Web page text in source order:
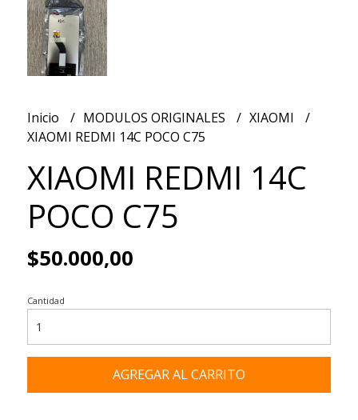
Inicio MODULOS ORIGINALES
XIAOMI
XIAOMI REDMI 14C POCO C75
XIAOMI REDMI 14C
POCO C75
$50.000,00
Cantidad
AGREGAR AL CARRITO